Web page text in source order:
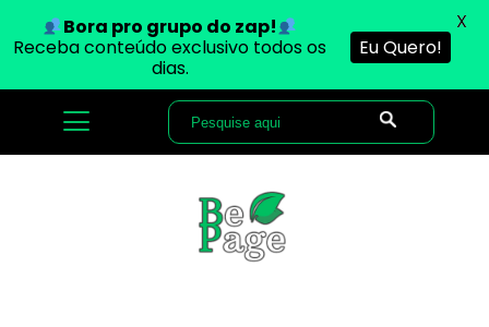
Bora pro grupo do zap!
Receba conteúdo exclusivo todos os
dias.
Eu Quero!
X